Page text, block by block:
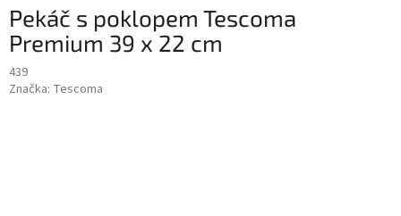
Pekáč s poklopem Tescoma
Premium 39 x 22 cm
439
Značka: Tescoma